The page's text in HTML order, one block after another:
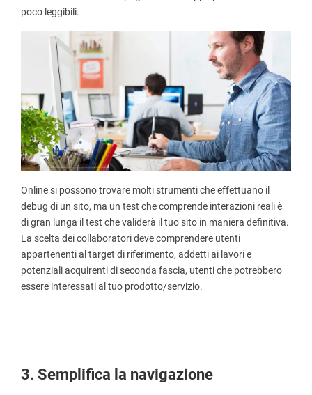
poco leggibili.
Online si possono trovare molti strumenti che effettuano il
debug di un sito, ma un test che comprende interazioni reali è
di gran lunga il test che validerà il tuo sito in maniera definitiva.
La scelta dei collaboratori deve comprendere utenti
appartenenti al target di riferimento, addetti ai lavori e
potenziali acquirenti di seconda fascia, utenti che potrebbero
essere interessati al tuo prodotto/servizio.
3. Semplifica la navigazione